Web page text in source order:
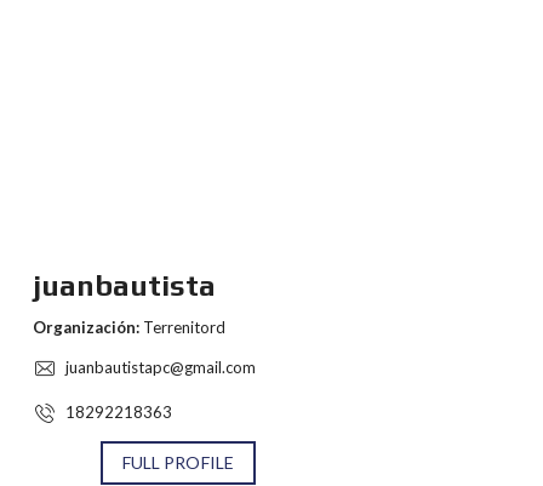
juanbautista
Organización: Terrenitord
juanbautistapc@gmail.com
18292218363
FULL PROFILE